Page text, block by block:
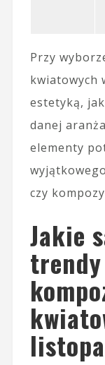
Przy
kwiatowych
estetyką,
danej
elementy
czy
Jakie